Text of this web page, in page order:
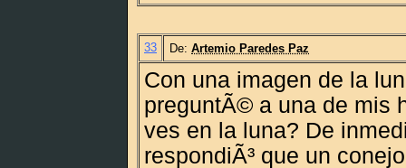
33 De: Artemio Paredes Paz
Con una imagen de la
preguntÃ© a una de mis
ves en la luna? De
respondiÃ³ que un